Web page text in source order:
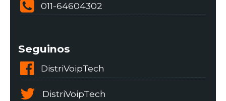
011-64604302
Seguinos
DistriVoipTech
DistriVoipTech